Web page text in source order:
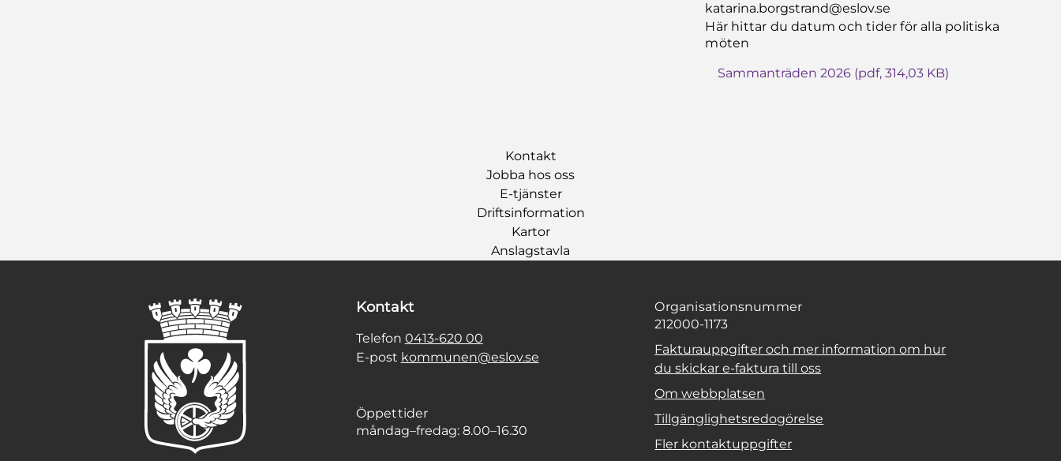
katarina.borgstrand@eslov.se
Här hittar du datum och tider för alla politiska
möten
Sammanträden 2026 (pdf, 314,03 KB)
Kontakt
Jobba hos oss
E-tjänster
Driftsinformation
Kartor
Anslagstavla
Kontakt
Telefon 0413-620 00
E-post kommunen@eslov.se
Öppettider
måndag–fredag: 8.00–16.30
Organisationsnummer
212000-1173
Fakturauppgifter och mer information om hur
du skickar e-faktura till oss
Om webbplatsen
Tillgänglighetsredogörelse
Fler kontaktuppgifter